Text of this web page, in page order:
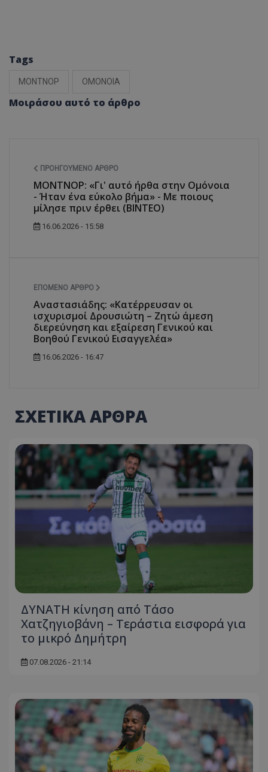
Tags
ΜΟΝΤΝΟΡ ΟΜΟΝΟΙΑ
Μοιράσου αυτό το άρθρο
ΠΡΟΗΓΟΎΜΕΝΟ ΆΡΘΡΟ
ΜΟΝΤΝΟΡ: «Γι' αυτό ήρθα στην Ομόνοια
- Ήταν ένα εύκολο βήμα» - Με ποιους
μίλησε πριν έρθει (ΒΙΝΤΕΟ)
16.06.2026 - 15:58
ΕΠΌΜΕΝΟ ΆΡΘΡΟ
Αναστασιάδης: «Κατέρρευσαν οι
ισχυρισμοί Δρουσιώτη – Ζητώ άμεση
διερεύνηση και εξαίρεση Γενικού και
Βοηθού Γενικού Εισαγγελέα»
16.06.2026 - 16:47
ΣΧΕΤΙΚΑ ΑΡΘΡΑ
ΔΥΝΑΤΗ κίνηση από Τάσο
Χατζηγιοβάνη – Τεράστια εισφορά για
το μικρό Δημήτρη
07.08.2026 - 21:14